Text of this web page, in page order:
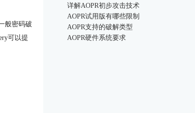
般密码破
可以提
详解AOPR初步攻击技术
AOPR试用版有哪些限制
AOPR支持的破解类型
AOPR硬件系统要求